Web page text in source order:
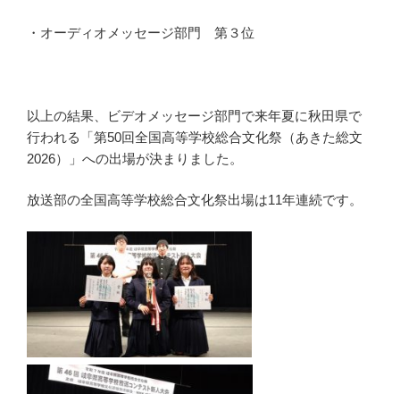
・オーディオメッセージ部門 第３位
以上の結果、ビデオメッセージ部門で来年夏に秋田県で
行われる「第50回全国高等学校総合文化祭（あきた総文
2026）」への出場が決まりました。
放送部の全国高等学校総合文化祭出場は11年連続です。